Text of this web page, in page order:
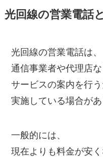
光回線の営業電話
光回線の営業電話は、
通信事業者や代理店
サービスの案内を行
実施している場合があ
一般的には、
現在よりも料金が安く